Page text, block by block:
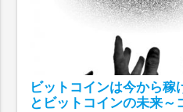
ビットコインは今から稼
とビットコインの未来～